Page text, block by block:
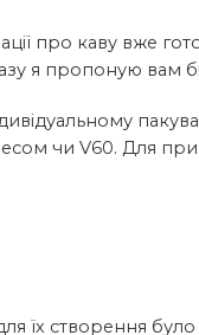
про каву вже
я пропоную вам
чи V60. Для
їх створення